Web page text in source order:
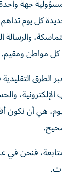
جهة
كل يوم تداهم
كل مواطن ومقيم.
الطرق
الإلكترونية،
هي أن نكون
فنحن في